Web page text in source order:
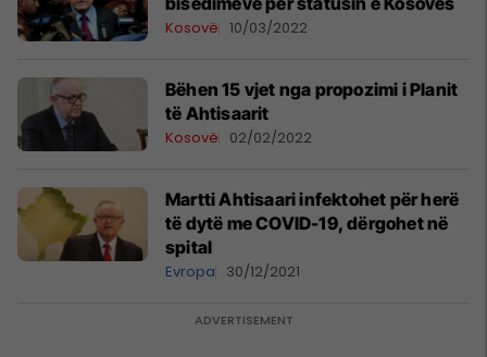
Kosovë 10/03/2022
Bëhen 15 vjet nga propozimi i Planit
të Ahtisaarit
Kosovë 02/02/2022
Martti Ahtisaari infektohet për herë
të dytë me COVID-19, dërgohet në
spital
Evropa 30/12/2021